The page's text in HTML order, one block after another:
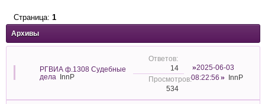
Архивы
Страница: 1
РГВИА ф.1308 Судебные
дела
InnP
14
534
2025-06-03
08:22:56
InnP